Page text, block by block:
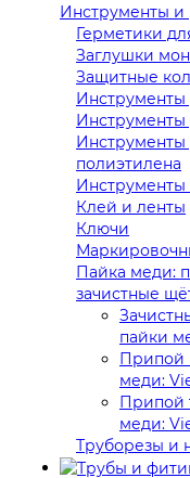
Инструменты и
Герметики
Заглушки
Защитные
Инструменты
Инструменты
Инструменты
полиэтилена
Клей и ленты
Ключи
Пайка меди:
зачистные
пайки
Припой
меди:
Припой
меди:
Труборезы и